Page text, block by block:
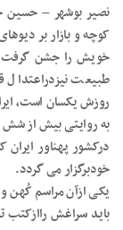
نصیر بوشهر – حسین
کوچه و بازار بر
خویش را جشن گرفت
طبیعت
روزش یکسان است،
به روایتی بیش از شش
درکشور پهناور
خودبرگزار می گردد.
یکی ازآن مراسم کُهن
باید سراغش